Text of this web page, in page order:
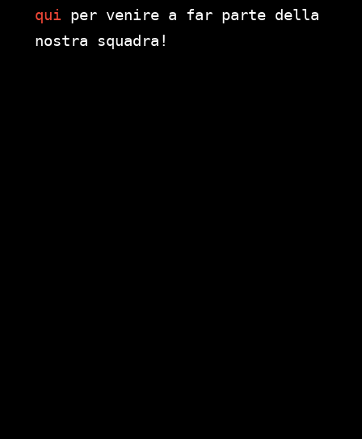
qui per venire a far parte della
nostra squadra!